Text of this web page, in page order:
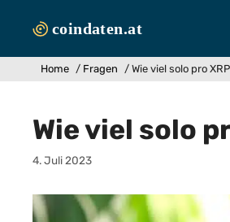
Inhalt
Home / Fragen / Wie viel solo pro
Wie viel solo
4. Juli 2023